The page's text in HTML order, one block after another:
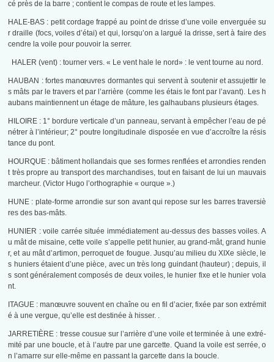
cé près de la barre ; contient le compas de route et les lampes.
HALE-BAS : petit cordage frappé au point de drisse d’une voile enverguée su
r draille (focs, voiles d’étai) et qui, lorsqu’on a largué la drisse, sert à faire des
cendre la voile pour pouvoir la serrer.
HALER (vent) : tourner vers. « Le vent hale le nord» : le vent tourne au nord.
HAUBAN : fortes manœuvres dormantes qui servent à soutenir et assujettir le
s mâts par le travers et par l’arrière (comme les étais le font par l’avant). Les h
aubans maintiennent un étage de mâture, les galhaubans plusieurs étages.
HILOIRE : 1° bordure verticale d’un panneau, servant à empêcher l’eau de pé
nétrer à l’intérieur; 2° poutre longitudinale disposée en vue d’accroître la résis
tance du pont.
HOURQUE : bâtiment hollandais que ses formes renflées et arrondies renden
t très propre au transport des marchandises, tout en faisant de lui un mauvais
marcheur. (Victor Hugo l’orthographie « ourque ».)
HUNE : plate-forme arrondie sur son avant qui repose sur les barres traversiè
res des bas-mâts.
HUNIER : voile carrée située immédiatement au-dessus des basses voiles. A
u mât de misaine, cette voile s’appelle petit hunier, au grand-mât, grand hunie
r, et au mât d’artimon, perroquet de fougue. Jusqu’au milieu du XIXe siècle, le
s huniers étaient d’une pièce, avec un très long guindant (hauteur) ; depuis, il
s sont généralement composés de deux voiles, le hunier fixe et le hunier vola
nt.
ITAGUE : manœuvre souvent en chaîne ou en fil d’acier, fixée par son extrémit
é à une vergue, qu’elle est destinée à hisser. .
JARRETIÈRE : tresse cousue sur l’arrière d’une voile et terminée à une extré­
mité par une boucle, et à l’autre par une garcette. Quand la voile est serrée, o
n l’amarre sur elle-même en passant la garcette dans la boucle.